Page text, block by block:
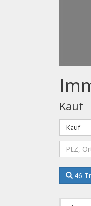
Kauf
Kauf
46